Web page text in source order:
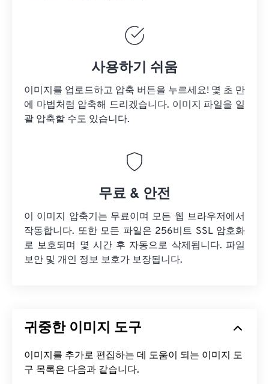
사용하기 쉬움
이미지를 업로드하고 압축 버튼을 누르세요! 몇 초 만
에 마법처럼 압축해 드리겠습니다. 이미지 파일을 일
괄 압축할 수도 있습니다.
무료 & 안전
이 이미지 압축기는 무료이며 모든 웹 브라우저에서
작동합니다. 또한 모든 파일은 256비트 SSL 암호화
로 보호되며 몇 시간 후 자동으로 삭제됩니다. 파일
보안 및 개인 정보 보호가 보장됩니다.
귀중한 이미지 도구
이미지를 추가로 편집하는 데 도움이 되는 이미지 도
구 목록은 다음과 같습니다.